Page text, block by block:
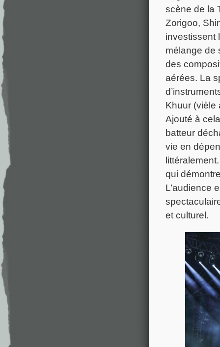
scène de la
Zorigoo,
investissent
mélange de
des
aérées. La
Khuur (vièle
Ajouté à
batteur
vie en
qui
L’audience
et culturel.